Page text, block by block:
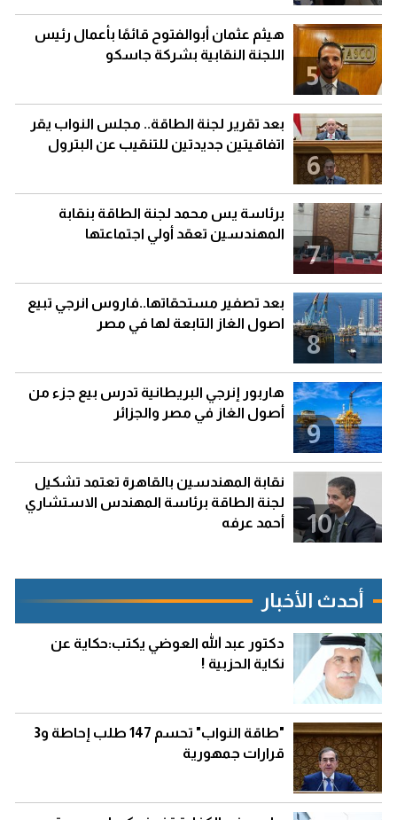
5
هيثم عثمان أبوالفتوح قائمًا بأعمال رئيس
اللجنة النقابية بشركة جاسكو
6
بعد تقرير لجنة الطاقة.. مجلس النواب يقر
اتفاقيتين جديدتين للتنقيب عن البترول
7
برئاسة يس محمد لجنة الطاقة بنقابة
المهندسين تعقد أولي اجتماعتها
8
بعد تصفير مستحقاتها..فاروس انرجي تبيع
اصول الغاز التابعة لها في مصر
9
هاربور إنرجي البريطانية تدرس بيع جزء من
أصول الغاز في مصر والجزائر
10
نقابة المهندسين بالقاهرة تعتمد تشكيل
لجنة الطاقة برئاسة المهندس الاستشاري
أحمد عرفه
أحدث الأخبار
دكتور عبد الله العوضي يكتب:حكاية عن
نكاية الحزبية !
"طاقة النواب" تحسم 147 طلب إحاطة و3
قرارات جمهورية